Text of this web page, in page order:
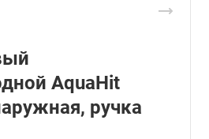
AquaHit
ручка